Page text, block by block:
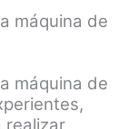
máquina de
máquina de
realizar